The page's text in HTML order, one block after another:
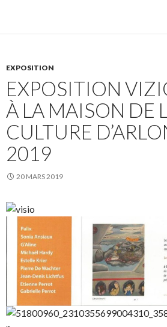
EXPOSITION
EXPOSITION
À LA MAISON DE
CULTURE
2019
20 MARS 2019